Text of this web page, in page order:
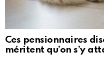
Ces pensionnaires
méritent qu’on s’y